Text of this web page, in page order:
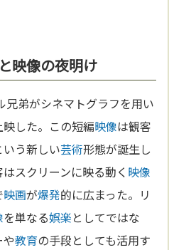
映像の夜明け
兄弟がシネマトグラフを用い
した。この短編映像は観客
いう新しい芸術形態が誕生し
スクリーンに映る動く 映像
映画が爆発的に広まった。リ
を単なる娯楽としてではな
や教育の手段としても活用す